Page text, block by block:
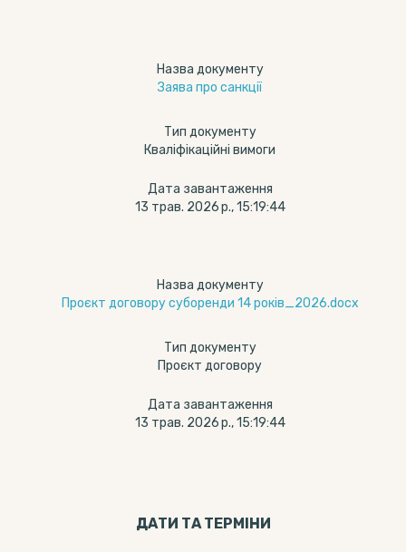
Назва документу
Заява про санкції
Тип документу
Кваліфікаційні вимоги
Дата завантаження
13 трав. 2026 р., 15:19:44
Назва документу
Проєкт договору суборенди 14 років_2026.docx
Тип документу
Проєкт договору
Дата завантаження
13 трав. 2026 р., 15:19:44
ДАТИ ТА ТЕРМIНИ